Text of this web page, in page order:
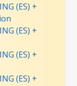
(ES) +
(ES) +
(ES) +
(ES) +